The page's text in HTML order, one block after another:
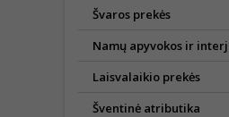
Švaros prekės
Namų apyvokos ir
Laisvalaikio prekės
Šventinė atributika